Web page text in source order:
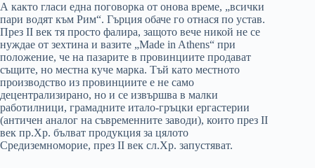
А както гласи една поговорка от онова време, „всички
пари водят към Рим“. Гърция обаче го отнася по устав.
През II век тя просто фалира, защото вече никой не се
нуждае от зехтина и вазите „Made in Athens“ при
положение, че на пазарите в провинциите продават
същите, но местна куче марка. Тъй като местното
производство из провинциите е не само
децентрализирано, но и се извършва в малки
работилници, грамадните итало-гръцки ергастерии
(античен аналог на съвременните заводи), които през II
век пр.Хр. бълват продукция за цялото
Средиземноморие, през II век сл.Хр. запустяват.